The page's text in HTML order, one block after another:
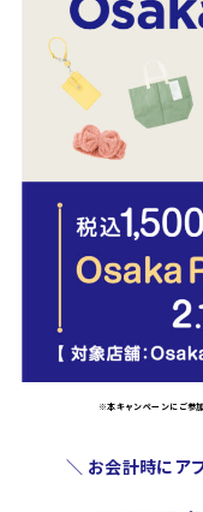
※本キャンペーンにご参
＼ お会計時にア